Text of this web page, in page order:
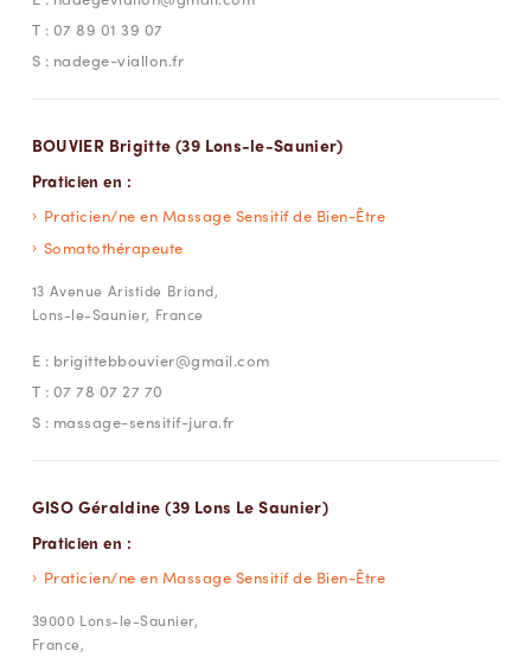
T : 07 89 01 39 07
S : nadege-viallon.fr
BOUVIER Brigitte (39 Lons-le-Saunier)
Praticien en :
Praticien/ne en Massage Sensitif de Bien-Être
Somatothérapeute
13 Avenue Aristide Briand,
Lons-le-Saunier, France
E : brigittebbouvier@gmail.com
T : 07 78 07 27 70
S : massage-sensitif-jura.fr
GISO Géraldine (39 Lons Le Saunier)
Praticien en :
Praticien/ne en Massage Sensitif de Bien-Être
39000 Lons-le-Saunier,
France,